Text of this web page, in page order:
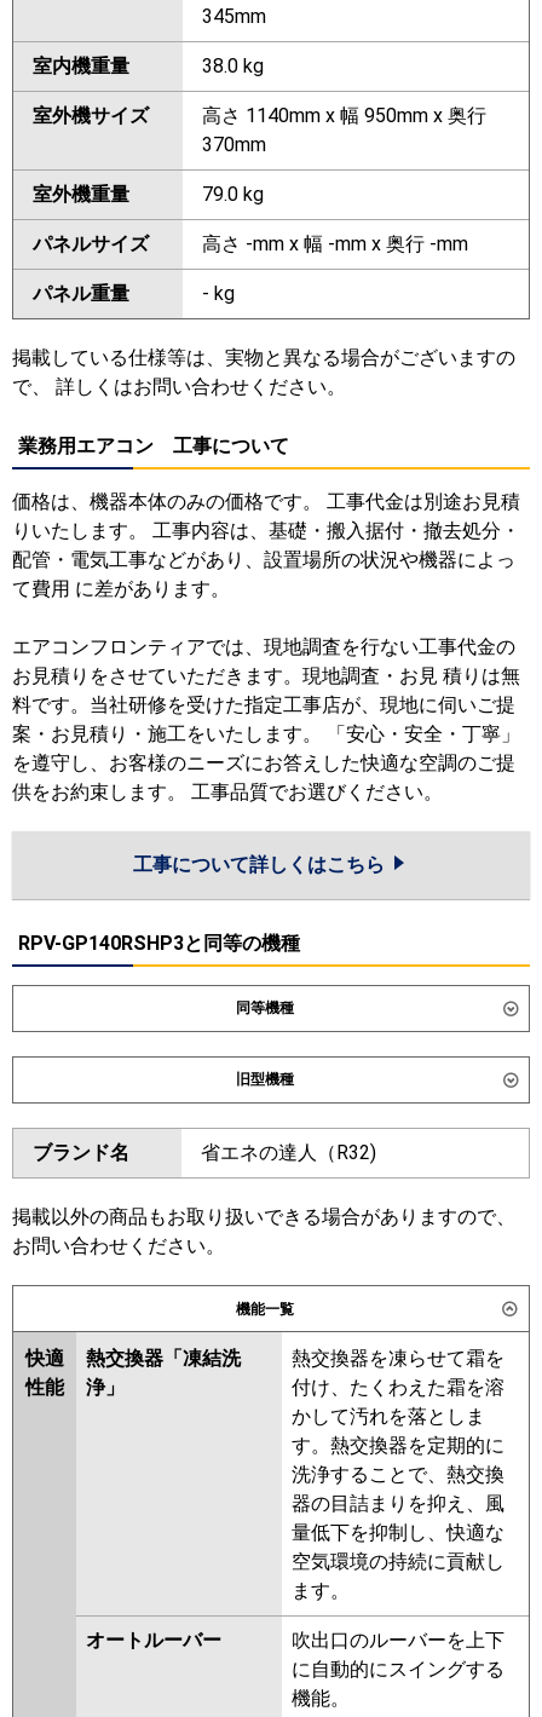
345mm
室内機重量 38.0 kg
室外機サイズ
高さ 1140mm x 幅 950mm x 奥行
370mm
室外機重量 79.0 kg
パネルサイズ 高さ -mm x 幅 -mm x 奥行 -mm
パネル重量 - kg
掲載している仕様等は、実物と異なる場合がございますの
で、 詳しくはお問い合わせください。
業務用エアコン 工事について
価格は、機器本体のみの価格です。 工事代金は別途お見積
りいたします。 工事内容は、基礎・搬入据付・撤去処分・
配管・電気工事などがあり、設置場所の状況や機器によっ
て費用 に差があります。
エアコンフロンティアでは、現地調査を行ない工事代金の
お見積りをさせていただきます。現地調査・お見 積りは無
料です。当社研修を受けた指定工事店が、現地に伺いご提
案・お見積り・施工をいたします。 「安心・安全・丁寧」
を遵守し、お客様のニーズにお答えした快適な空調のご提
供をお約束します。 工事品質でお選びください。
工事について詳しくはこちら
RPV-GP140RSHP3と同等の機種
同等機種
ダイキン SZRV140CD SDRV140BBD
東芝
三菱電機 PSZX-HRMP140K6
ERMP140K6
日立 RPV-GP140RHNP3 RPV-
GP140RSHP6
FDFV1406HP5SB
パナソニック PA-P140B7HDNC PA-
P140B7HDC
旧型機種
ダイキン SZRV140BZD SZRV140BYD
SZRV140BJD
SDRV140BD
SZRV140BFD SZRV140BCD
東芝
三菱電機 PSZX-HRMP140K5 PSZX-
ERMP140K5
PSZX-ERMP140K4
HRMP140K3 PSZX-ERMP140K3
PSZX-HRMP140K2 PSZX-
ERMP140K2 PSZX-HRMP140KZ
PSZX-ERMP140KZ PSZX-
HRMP140KY
PSZX-ERMP140KY
PSZX-HRMP140KV PSZX-
ERMP140KW PSZX-ERMP140KV
PSZX-ERMP140KR
RPV-GP140RHNP2 RPV-
GP140RSHP5 RPV-GP140RHNP1
RPV-GP140RSHP4 RPV-
GP140RHNP RPV-GP140RSHP2
ブランド名 省エネの達人（R32)
掲載以外の商品もお取り扱いできる場合がありますので、
お問い合わせください。
機能一覧
快適
性能
熱交換器「凍結洗
浄」
熱交換器を凍らせて霜を
付け、たくわえた霜を溶
かして汚れを落としま
す。熱交換器を定期的に
洗浄することで、熱交換
器の目詰まりを抑え、風
量低下を抑制し、快適な
空気環境の持続に貢献し
ます。
オートルーバー
吹出口のルーバーを上下
に自動的にスイングする
機能。